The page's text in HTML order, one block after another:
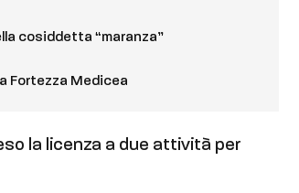
cosiddetta “maranza”
Fortezza Medicea
la licenza a due attività per